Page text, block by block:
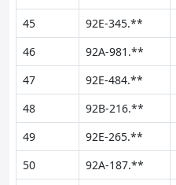
45
92E-345.**
46
92A-981.**
47
92E-484.**
48
92B-216.**
49
92E-265.**
50
92A-187.**